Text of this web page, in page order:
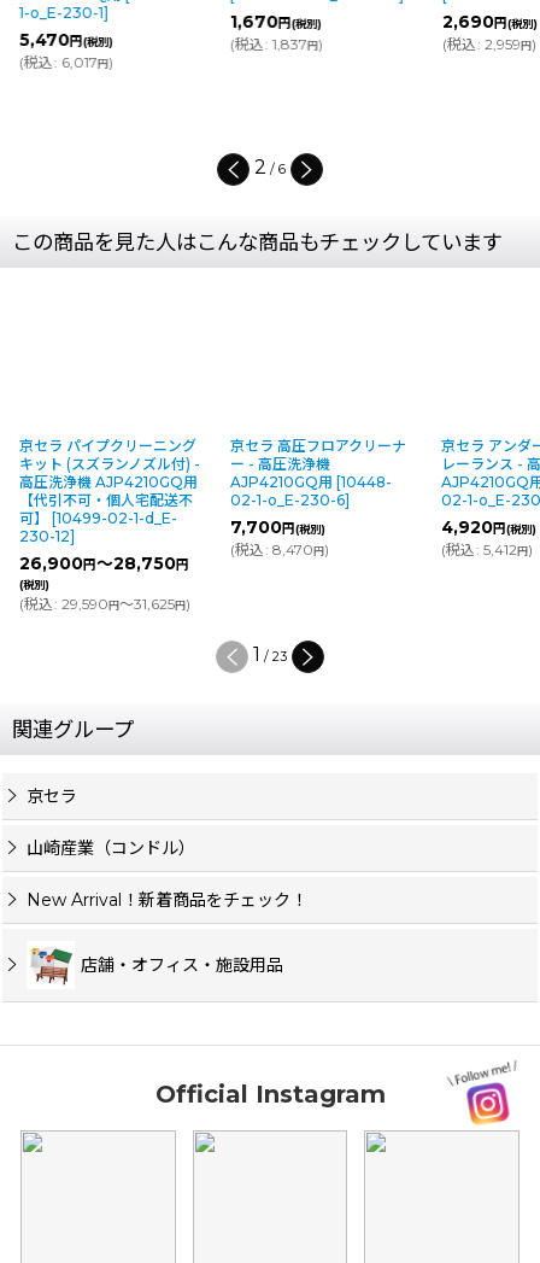
1-o_E-230-1]
5,470円(税別)
(税込: 6,017円)
1,670円(税別)
(税込: 1,837円)
2,690円(税別)
(税込: 2,959円)
2 / 6
この商品を見た人はこんな商品もチェックしています
京セラ パイプクリーニング
キット (スズランノズル付) -
高圧洗浄機 AJP4210GQ用
【代引不可・個人宅配送不
可】
[10499-02-1-d_E-
230-12]
26,900円～28,750円
(税別)
(税込: 29,590円～31,625円)
京セラ 高圧フロアクリーナ
ー - 高圧洗浄機
AJP4210GQ用 [10448-
02-1-o_E-230-6]
7,700円(税別)
(税込: 8,470円)
京セラ アンダ
レーランス -
AJP4210GQ
02-1-o_E-
4,920円(税別)
(税込: 5,412円)
1 / 23
関連グループ
京セラ
山崎産業（コンドル）
New Arrival！新着商品をチェック！
店舗・オフィス・施設用品
Official Instagram